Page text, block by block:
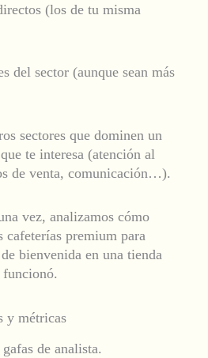
(los de tu misma
del sector (aunque sean más
sectores que dominen un
te interesa (atención al
de venta, comunicación…).
vez, analizamos cómo
cafeterías premium para
bienvenida en una tienda
y métricas
de analista.